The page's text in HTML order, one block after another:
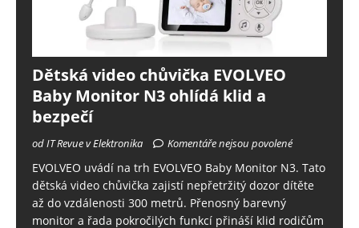
Dětská video chůvička EVOLVEO
Baby Monitor N3 ohlídá klid a
bezpečí
od IT Revue v Elektronika Komentáře nejsou povolené
EVOLVEO uvádí na trh EVOLVEO Baby Monitor N3. Tato
dětská video chůvička zajistí nepřetržitý dozor dítěte
až do vzdálenosti 300 metrů. Přenosný barevný
monitor a řada pokročilých funkcí přináší klid rodičům